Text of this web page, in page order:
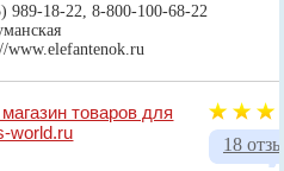
989-18-22, 8-800-100-68-22
www.elefantenok.ru
18
товаров для
world.ru